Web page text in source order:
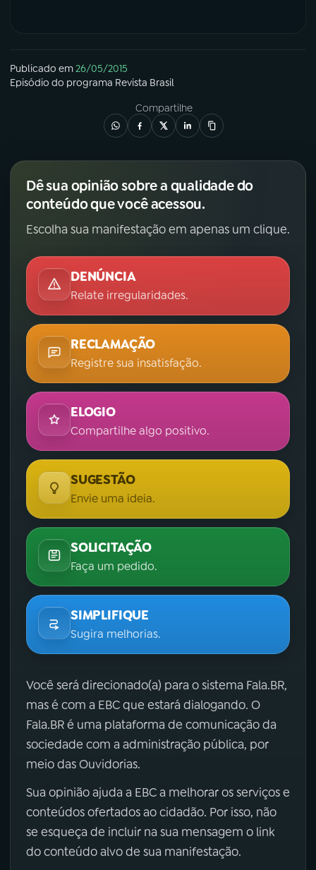
Publicado em26/05/2015
Episódio do programa Revista Brasil
Compartilhe
Dê sua opinião sobre a qualidade do
conteúdo que você acessou.
Escolha sua manifestação em apenas um clique.
DENÚNCIA
Relate irregularidades.
RECLAMAÇÃO
Registre sua insatisfação.
ELOGIO
Compartilhe algo positivo.
SUGESTÃO
Envie uma ideia.
SOLICITAÇÃO
Faça um pedido.
SIMPLIFIQUE
Sugira melhorias.
Você será direcionado(a) para o sistema Fala.BR,
mas é com a EBC que estará dialogando. O
Fala.BR é uma plataforma de comunicação da
sociedade com a administração pública, por
meio das Ouvidorias.
Sua opinião ajuda a EBC a melhorar os serviços e
conteúdos ofertados ao cidadão. Por isso, não
se esqueça de incluir na sua mensagem o link
do conteúdo alvo de sua manifestação.